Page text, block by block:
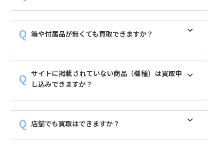
箱や付属品が無くても買取できますか？
サイトに掲載されていない商品（機種）は買取申
し込みできますか？
店舗でも買取はできますか？